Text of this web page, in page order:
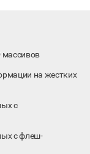
массивов
на жестких
с
с флеш-